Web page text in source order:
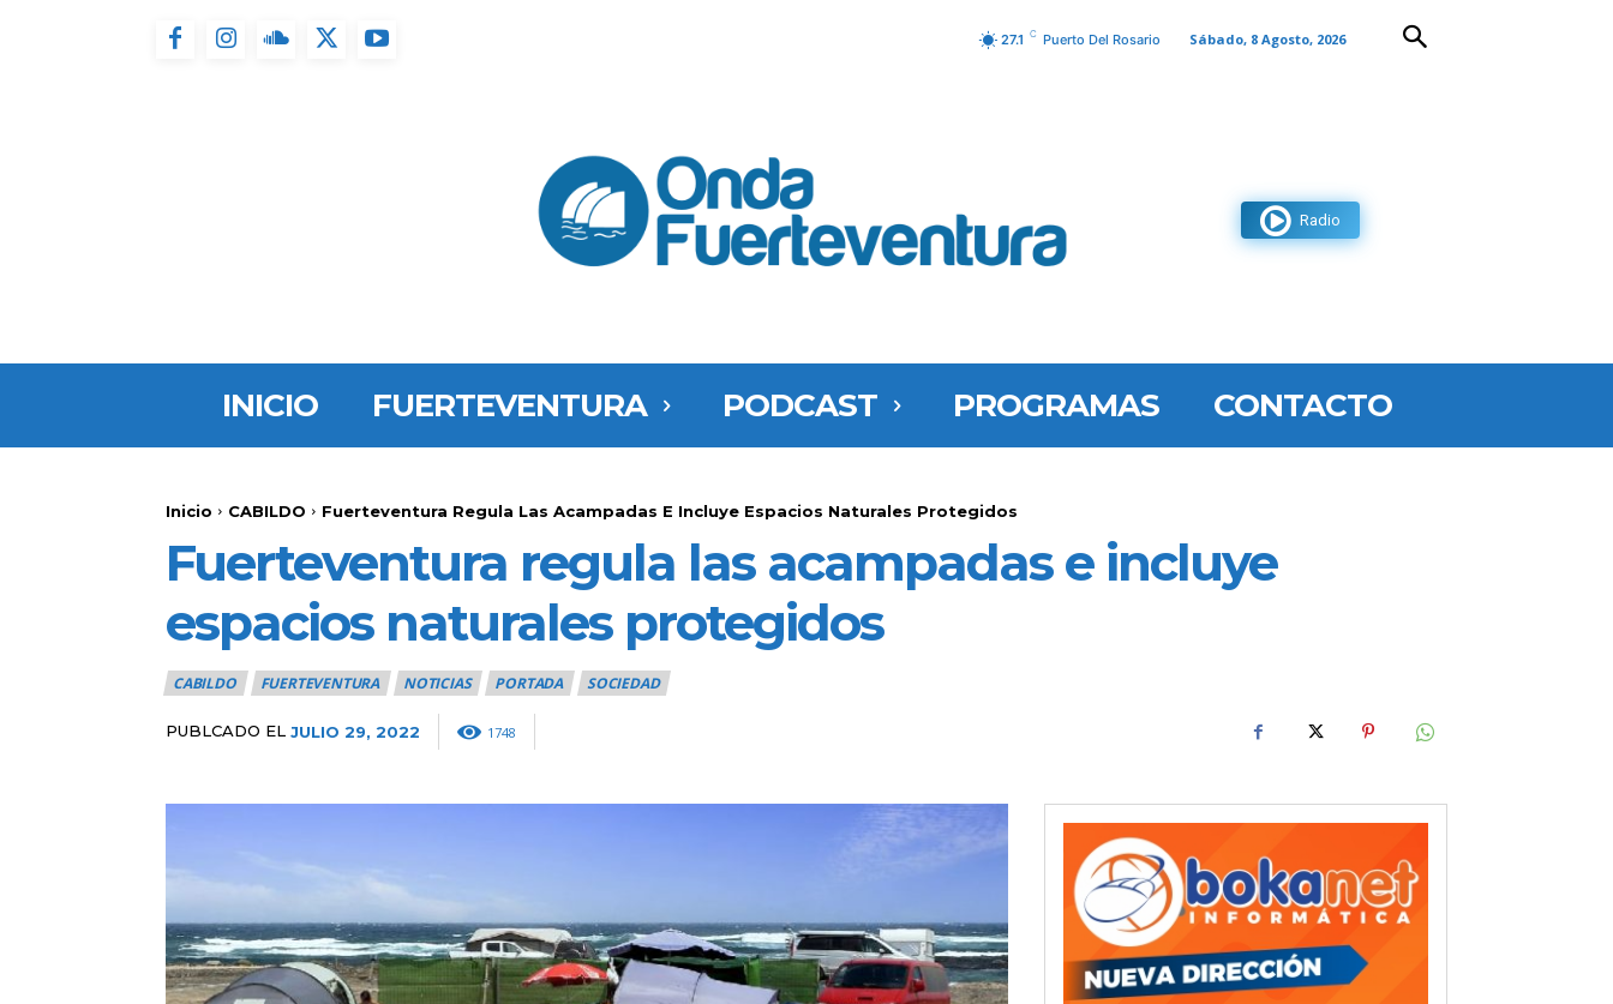
27.1 C Puerto Del Rosario Sábado, 8 Agosto, 2026
Radio
INICIO FUERTEVENTURA PODCAST PROGRAMAS CONTACTO
Inicio CABILDO Fuerteventura Regula Las Acampadas E Incluye Espacios Naturales Protegidos
Fuerteventura regula las acampadas e incluye
espacios naturales protegidos
CABILDO FUERTEVENTURA NOTICIAS PORTADA SOCIEDAD
PUBLCADO EL JULIO 29, 2022 1748